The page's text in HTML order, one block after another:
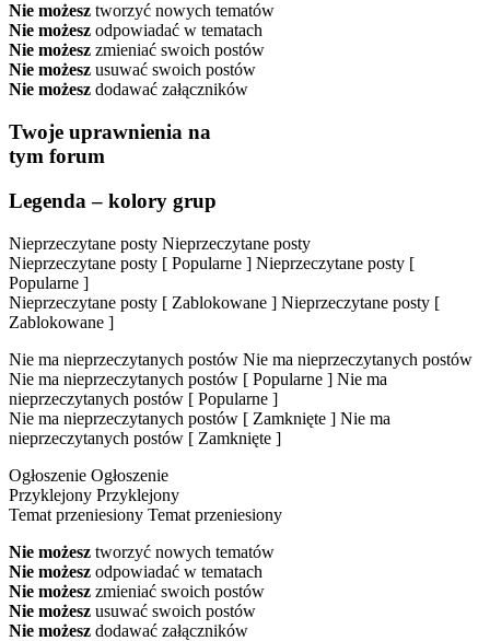
Nie możesz tworzyć nowych tematów
Nie możesz odpowiadać w tematach
Nie możesz zmieniać swoich postów
Nie możesz usuwać swoich postów
Nie możesz dodawać załączników
Twoje uprawnienia na
tym forum
Legenda – kolory grup
Nieprzeczytane posty Nieprzeczytane posty
Nieprzeczytane posty [ Popularne ] Nieprzeczytane posty [
Popularne ]
Nieprzeczytane posty [ Zablokowane ] Nieprzeczytane posty [
Zablokowane ]
Nie ma nieprzeczytanych postów Nie ma nieprzeczytanych postów
Nie ma nieprzeczytanych postów [ Popularne ] Nie ma
nieprzeczytanych postów [ Popularne ]
Nie ma nieprzeczytanych postów [ Zamknięte ] Nie ma
nieprzeczytanych postów [ Zamknięte ]
Ogłoszenie Ogłoszenie
Przyklejony Przyklejony
Temat przeniesiony Temat przeniesiony
Nie możesz tworzyć nowych tematów
Nie możesz odpowiadać w tematach
Nie możesz zmieniać swoich postów
Nie możesz usuwać swoich postów
Nie możesz dodawać załączników